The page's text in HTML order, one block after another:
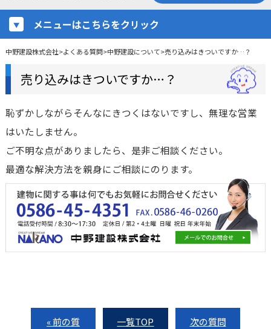
メニューはこちらをクリック
中野建設株式会社>よくある質問>中野建設について>売り込みはきついですか…？
売り込みはきついですか…？
恥ずかしながらそんなにきつくはないですし、無理な営業
はいたしません。
ご不明な点がありましたら、是非ご相談ください。
最適な解決方法を親身にご相談にのります。
« 前の質
一覧TOP
次の質問